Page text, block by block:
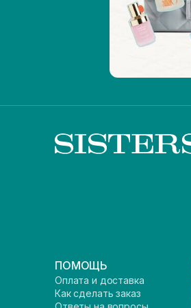
ПОМОЩЬ
Оплата и доставка
Как сделать заказ